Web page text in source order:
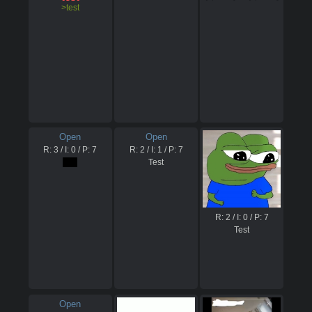
⠀⠀⠀⠙⢦⡀⠈⠀⠀⠀⠀⠀
⣿⣿⣿⣿⣿⣿⣿⣿⣿⣿⣿⣿
⡄⠀⠀⠀⠀⠀⠀⠀⡇⠀⠀⠀
⠀⠀⠀⠀⠀⠀⠀⠀⠀
>test
Open
R:3 / I:0 / P:7
Open
R: 2 / I: 1 / P: 7
Test
R: 2 / I: 0/ P: 7
Test
Open